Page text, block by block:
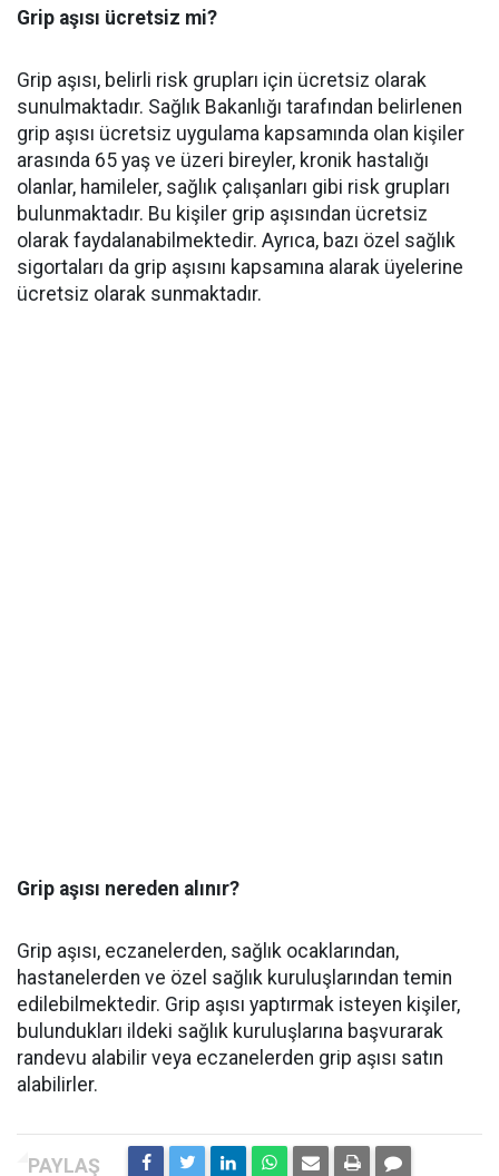
Grip aşısı ücretsiz mi?
Grip aşısı, belirli risk grupları için ücretsiz olarak
sunulmaktadır. Sağlık Bakanlığı tarafından belirlenen
grip aşısı ücretsiz uygulama kapsamında olan kişiler
arasında 65 yaş ve üzeri bireyler, kronik hastalığı
olanlar, hamileler, sağlık çalışanları gibi risk grupları
bulunmaktadır. Bu kişiler grip aşısından ücretsiz
olarak faydalanabilmektedir. Ayrıca, bazı özel sağlık
sigortaları da grip aşısını kapsamına alarak üyelerine
ücretsiz olarak sunmaktadır.
Grip aşısı nereden alınır?
Grip aşısı, eczanelerden, sağlık ocaklarından,
hastanelerden ve özel sağlık kuruluşlarından temin
edilebilmektedir. Grip aşısı yaptırmak isteyen kişiler,
bulundukları ildeki sağlık kuruluşlarına başvurarak
randevu alabilir veya eczanelerden grip aşısı satın
alabilirler.